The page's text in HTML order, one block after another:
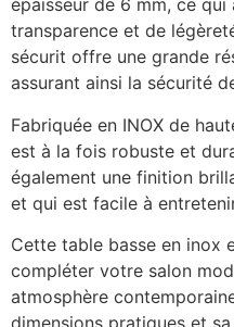
épaisseur de 6 mm, ce
transparence et de
sécurit offre une grande
assurant ainsi la sécurité
Fabriquée en INOX de
est à la fois robuste et
également une finition
et qui est facile à
Cette table basse en inox
compléter votre salon
atmosphère